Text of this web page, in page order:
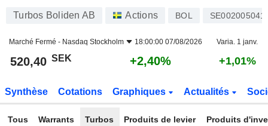
Turbos Boliden AB Actions BOL
Marché Fermé - Nasdaq Stockholm 18:00:00 07/08/2026 Varia. 1 janv.
520,40 SEK +2,40% +1,01%
Synthèse Cotations Graphiques Actualités
Tous Warrants Turbos Produits de levier Produits